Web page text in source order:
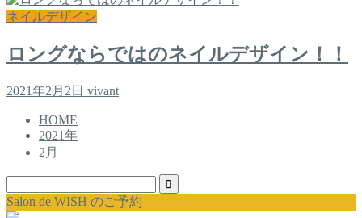
ネイルデザイン
ロングならではのネイルデザイン！！
2021年2月2日 vivant
HOME
2021年
2月
Salon de WISH のご予約